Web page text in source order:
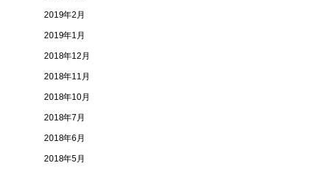
2019年2月
2019年1月
2018年12月
2018年11月
2018年10月
2018年7月
2018年6月
2018年5月